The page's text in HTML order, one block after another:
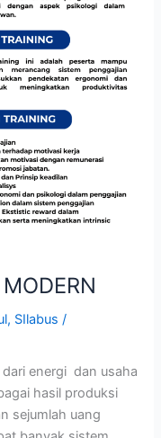
, SIlabus /
dari energi dan usaha
hasil produksi
sejumlah uang